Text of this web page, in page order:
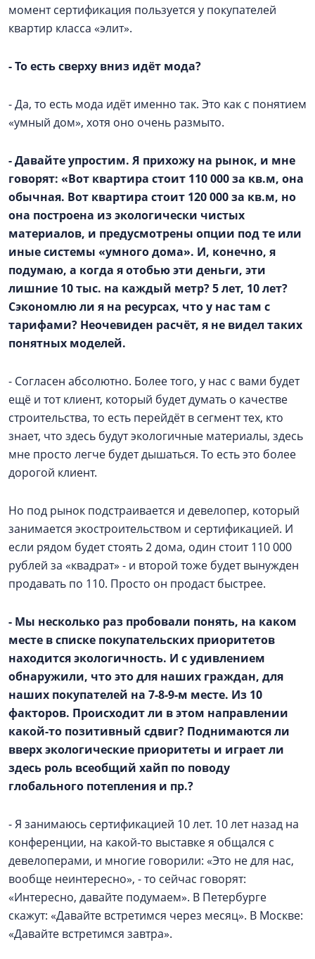
момент сертификация пользуется у покупателей
квартир класса «элит».
- То есть сверху вниз идёт мода?
- Да, то есть мода идёт именно так. Это как с понятием
«умный дом», хотя оно очень размыто.
- Давайте упростим. Я прихожу на рынок, и мне
говорят: «Вот квартира стоит 110 000 за кв.м, она
обычная. Вот квартира стоит 120 000 за кв.м, но
она построена из экологически чистых
материалов, и предусмотрены опции под те или
иные системы «умного дома». И, конечно, я
подумаю, а когда я отобью эти деньги, эти
лишние 10 тыс. на каждый метр? 5 лет, 10 лет?
Сэкономлю ли я на ресурсах, что у нас там с
тарифами? Неочевиден расчёт, я не видел таких
понятных моделей.
- Согласен абсолютно. Более того, у нас с вами будет
ещё и тот клиент, который будет думать о качестве
строительства, то есть перейдёт в сегмент тех, кто
знает, что здесь будут экологичные материалы, здесь
мне просто легче будет дышаться. То есть это более
дорогой клиент.
Но под рынок подстраивается и девелопер, который
занимается экостроительством и сертификацией. И
если рядом будет стоять 2 дома, один стоит 110 000
рублей за «квадрат» - и второй тоже будет вынужден
продавать по 110. Просто он продаст быстрее.
- Мы несколько раз пробовали понять, на каком
месте в списке покупательских приоритетов
находится экологичность. И с удивлением
обнаружили, что это для наших граждан, для
наших покупателей на 7-8-9-м месте. Из 10
факторов. Происходит ли в этом направлении
какой-то позитивный сдвиг? Поднимаются ли
вверх экологические приоритеты и играет ли
здесь роль всеобщий хайп по поводу
глобального потепления и пр.?
- Я занимаюсь сертификацией 10 лет. 10 лет назад на
конференции, на какой-то выставке я общался с
девелоперами, и многие говорили: «Это не для нас,
вообще неинтересно», - то сейчас говорят:
«Интересно, давайте подумаем». В Петербурге
скажут: «Давайте встретимся через месяц». В Москве:
«Давайте встретимся завтра».